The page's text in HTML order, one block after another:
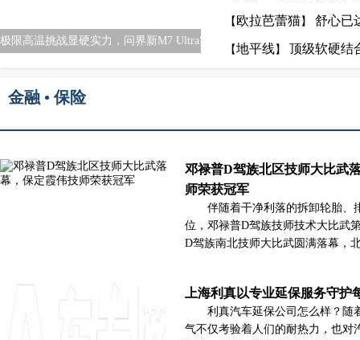
极限高温挑战显硬实力，问界新M7 Ultra实力
【 欧拉芭蕾猫】 舒心已
【地平线】 顶级软硬结
金融 • 保险
邓禄普D驾族北区技师大比武
师荣获冠军
伴随着干净利落的拆卸轮胎、
位，邓禄普D驾族技师技术大比
D驾族南北技师大比武圆满落幕
上海利真以专业延保服务守护
利真汽车延保公司怎么样？随
气不仅考验着人们的耐热力，也对